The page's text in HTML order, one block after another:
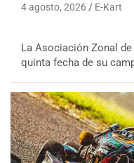
4 agosto, 2026 E-Kart
La Asociación Zonal
quinta fecha de su